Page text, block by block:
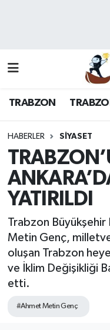
TRABZON
HABERLER SİYASET
YATIRILDI
Trabzon Büyükşehir
Metin Genç,
oluşan Trabzon
ve İklim Değişikliği
etti.
#Ahmet Metin Genç
Hava Durumu
Namaz Vakitleri
Trafik Durumu
Süper Lig Puan
Tüm Manşetler
Son Dakika
Haber Arşivi